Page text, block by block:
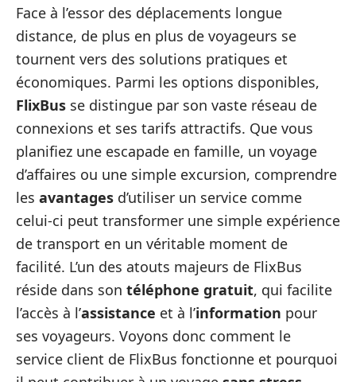
Face à l’essor des déplacements longue
distance, de plus en plus de voyageurs se
tournent vers des solutions pratiques et
économiques. Parmi les options disponibles,
FlixBus se distingue par son vaste réseau de
connexions et ses tarifs attractifs. Que vous
planifiez une escapade en famille, un voyage
d’affaires ou une simple excursion, comprendre
les avantages d’utiliser un service comme
celui-ci peut transformer une simple expérience
de transport en un véritable moment de
facilité. L’un des atouts majeurs de FlixBus
réside dans son téléphone gratuit, qui facilite
l’accès à l’assistance et à l’information pour
ses voyageurs. Voyons donc comment le
service client de FlixBus fonctionne et pourquoi